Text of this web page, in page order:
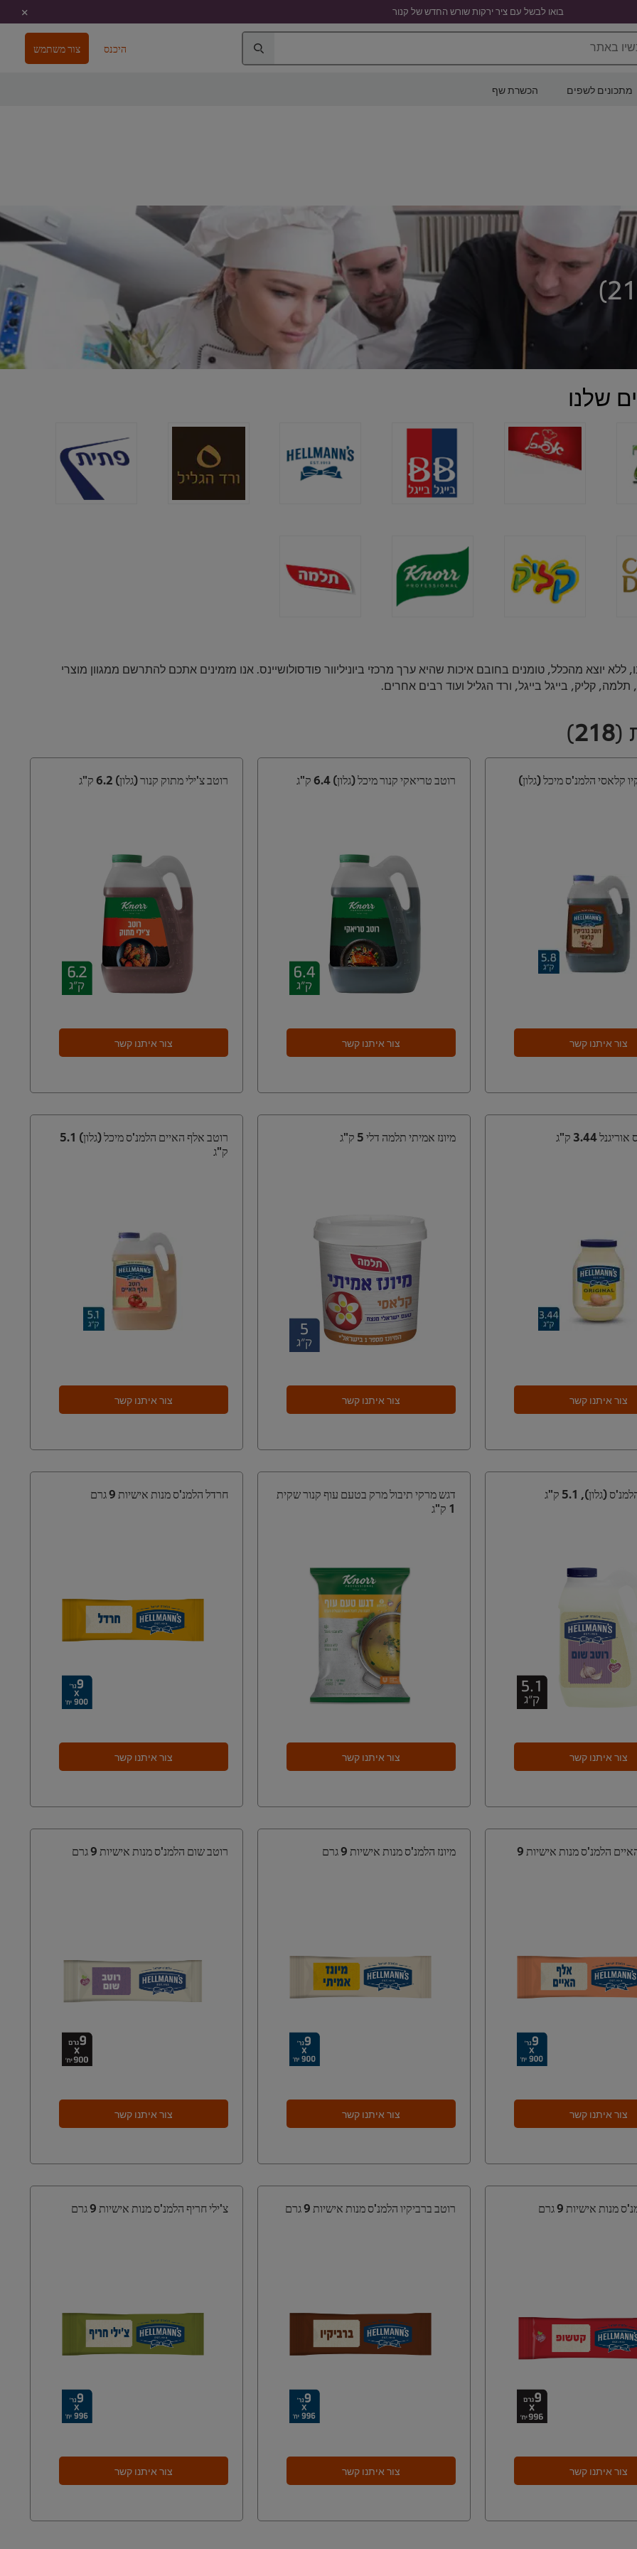
בואו לבשל עם ציר ירקות שורש החדש של קנור
באתר היכנס צור משתמש
מתכונים לשפים הכשרת שף
)
שלנו
ללא יוצא מהכלל, טומנים בחובם איכות שהיא ערך מרכזי ביוניליוור פודסולושיינס. אנו מזמינים אתכם להתרשם ממגוון מוצרי
קליק, בייגל בייגל, ורד הגליל ועוד רבים אחרים.
(
218
)
קלאסי הלמנ'ס מיכל (גלון)
צור איתנו קשר
רוטב טריאקי קנור מיכל (גלון) 6.4 ק"ג
צור איתנו קשר
רוטב צ'ילי מתוק קנור (גלון) 6.2 ק"ג
צור איתנו קשר
3.44 ק"ג
צור איתנו קשר
מיונז אמיתי תלמה דלי 5 ק"ג
צור איתנו קשר
רוטב אלף האיים הלמנ'ס מיכל (גלון) 5.1
ק"ג
צור איתנו קשר
(גלון), 5.1 ק"ג
צור איתנו קשר
דגש מרקי תיבול מרק בטעם עוף קנור שקית
1 ק"ג
צור איתנו קשר
חרדל הלמנ'ס מנות אישיות 9 גרם
צור איתנו קשר
רוטב אלף האיים הלמנ'ס מנות אישיות 9
צור איתנו קשר
מיונז הלמנ'ס מנות אישיות 9 גרם
צור איתנו קשר
רוטב שום הלמנ'ס מנות אישיות 9 גרם
צור איתנו קשר
אישיות 9 גרם
צור איתנו קשר
רוטב ברביקיו הלמנ'ס מנות אישיות 9 גרם
צור איתנו קשר
צ'ילי חריף הלמנ'ס מנות אישיות 9 גרם
צור איתנו קשר